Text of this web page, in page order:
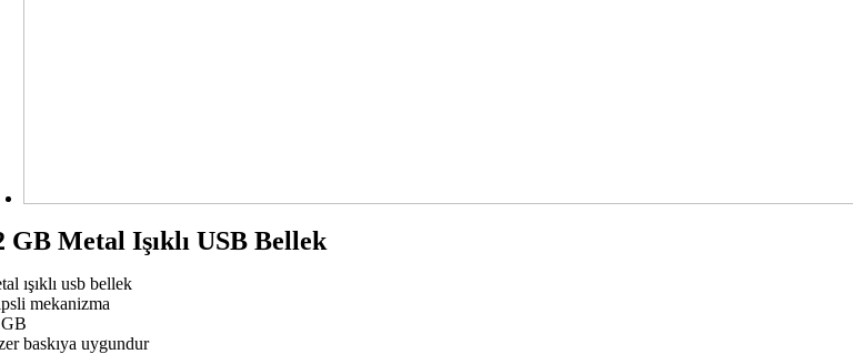
GB Metal Işıklı USB Bellek
ışıklı usb bellek
mekanizma
baskıya uygundur